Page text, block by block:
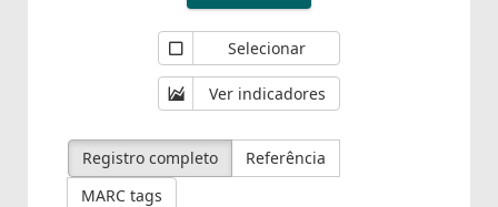
Selecionar
Ver indicadores
Registro completo
Referência
MARC tags